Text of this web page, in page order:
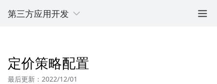
第三方应用开发
定价策略配置
最后更新：2022/12/01